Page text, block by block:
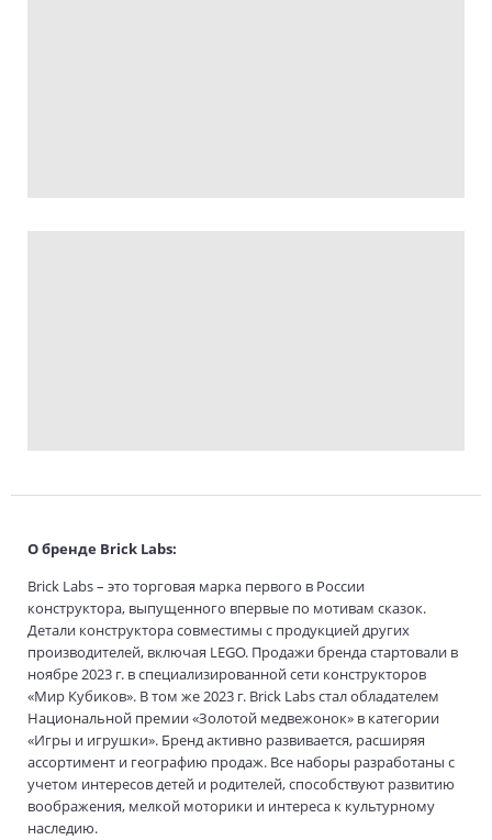
О бренде Brick Labs:
Brick Labs – это торговая марка первого в России
конструктора, выпущенного впервые по мотивам сказок.
Детали конструктора совместимы с продукцией других
производителей, включая LEGO. Продажи бренда стартовали в
ноябре 2023 г. в специализированной сети конструкторов
«Мир Кубиков». В том же 2023 г. Brick Labs стал обладателем
Национальной премии «Золотой медвежонок» в категории
«Игры и игрушки». Бренд активно развивается, расширяя
ассортимент и географию продаж. Все наборы разработаны с
учетом интересов детей и родителей, способствуют развитию
воображения, мелкой моторики и интереса к культурному
наследию.